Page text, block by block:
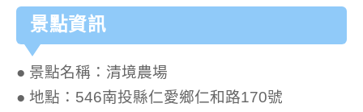
景點資訊
● 景點名稱：清境農場
● 地點： 546南投縣仁愛鄉仁和路170號